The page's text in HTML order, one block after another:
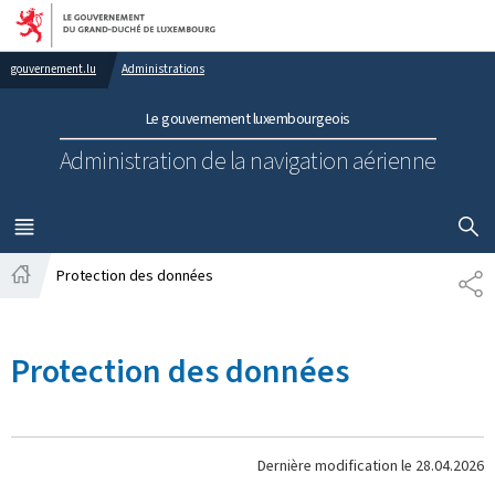
Aller au menu principal
Aller au contenu
gouvernement.lu Administrations
Le gouvernement luxembourgeois
Administration de la navigation aérienne
MENU
PRINCIPAL
Protection des données
Protection des données
Dernière modification le 28.04.2026